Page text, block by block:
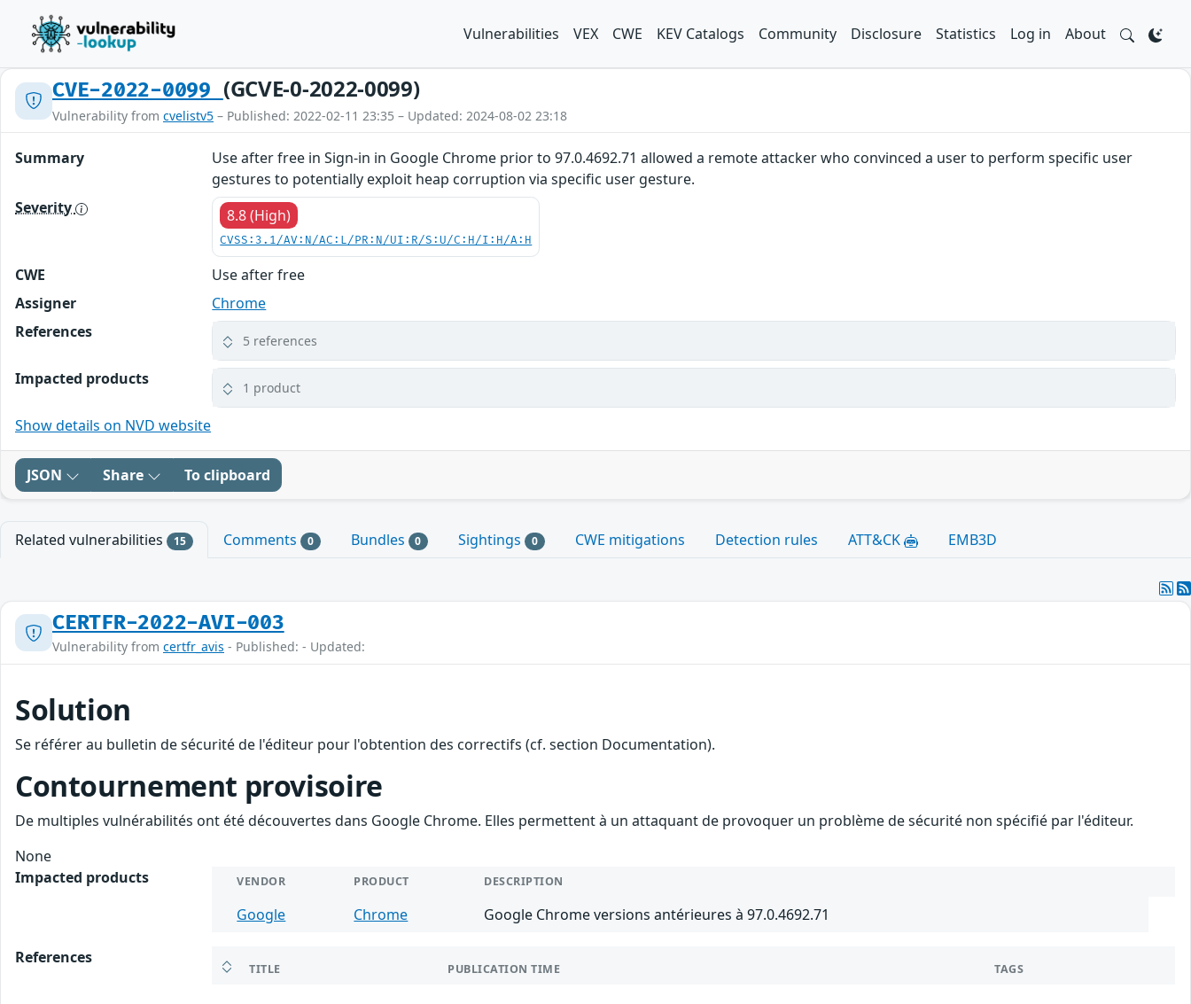
Vulnerabilities VEX CWE KEV Catalogs Community Disclosure Statistics Log in About
CVE-2022-0099 (GCVE-0-2022-0099)
Vulnerability from cvelistv5 – Published: 2022-02-11 23:35 – Updated: 2024-08-02 23:18
Summary
Use after free in Sign-in in Google Chrome prior to 97.0.4692.71 allowed a remote attacker who convinced a user to perform specific user
gestures to potentially exploit heap corruption via specific user gesture.
Severity
8.8 (High)
CVSS:3.1/AV:N/AC:L/PR:N/UI:R/S:U/C:H/I:H/A:H
CWE
Use after free
Assigner
Chrome
References
5 references
Impacted products 1 product
Show details on NVD website
JSON Share To clipboard
Related vulnerabilities 15 Comments 0 Bundles 0 Sightings 0 CWE mitigations Detection rules ATT&CK EMB3D
CERTFR-2022-AVI-003
Vulnerability from certfr_avis - Published: - Updated:
Solution
Se référer au bulletin de sécurité de l'éditeur pour l'obtention des correctifs (cf. section Documentation).
Contournement provisoire
De multiples vulnérabilités ont été découvertes dans Google Chrome. Elles permettent à un attaquant de provoquer un problème de sécurité non spécifié par l'éditeur.
None
Impacted products
VENDOR PRODUCT DESCRIPTION
Google Chrome Google Chrome versions antérieures à 97.0.4692.71
References
TITLE PUBLICATION TIME TAGS